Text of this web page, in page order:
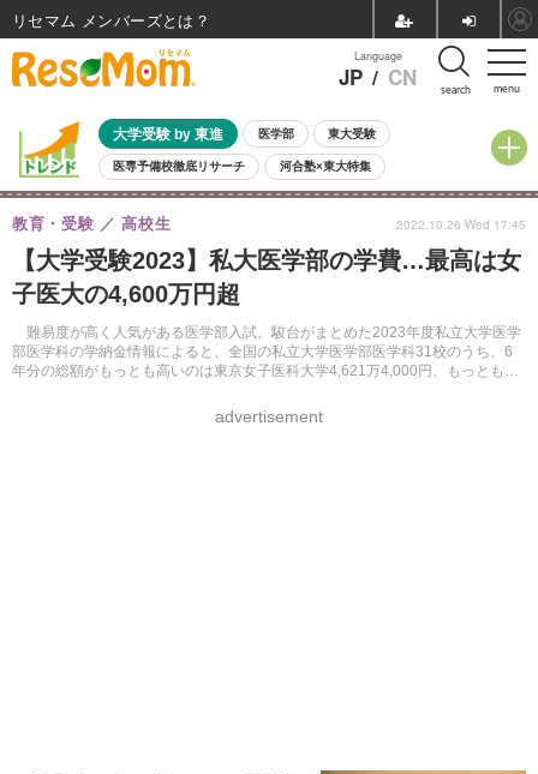
menu
Language
JP / CN search
大学受験 by 東進 医学部 東大受験
医専予備校徹底リサーチ 河合塾×東大特集
親子で考える大学選び 高校受験 中学受験 小学校受験
共通テスト 夏休み
8月開催イベント・WS 全国公立高校 過去問 人気記事
自由研究教材（小学生向け） 自由研究教材（中学生向け）
【大学受験2023】私大医学部の学費…最高は女
子医大の4,600万円超
難易度が高く人気がある医学部入試。駿台がまとめた2023年度私立大学医学
部医学科の学納金情報によると、全国の私立大学医学部医学科31校のうち、6
年分の総額がもっとも高いのは東京女子医科大学4,621万4,000円、もっとも安
教育・受験 高校生
advertisement
2022.10.26 Wed 17:45
リセマム メンバーズ